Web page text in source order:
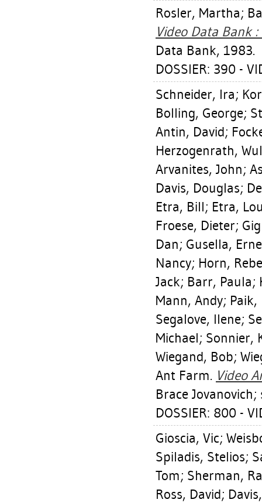
Rosler, Martha;
Video Data Bank
Data Bank, 1983.
DOSSIER: 390 -
Schneider, Ira;
Bolling, George;
Antin, David;
Herzogenrath,
Arvanites, John;
Davis, Douglas;
Etra, Bill; Etra,
Froese, Dieter;
Dan; Gusella,
Nancy; Horn,
Jack; Barr, Paula;
Mann, Andy; Paik,
Segalove, Ilene;
Michael; Sonnier,
Wiegand, Bob;
Ant Farm. Video
Brace Jovanovich;
DOSSIER: 800 -
Gioscia, Vic;
Spiladis, Stelios;
Tom; Sherman,
Ross, David;